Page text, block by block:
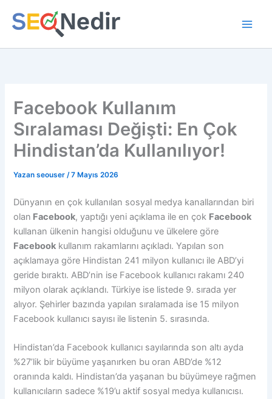
atla
Facebook Kullanım
Sıralaması Değişti: En Çok
Hindistan’da Kullanılıyor!
Yazan seouser/7 Mayıs 2026
Dünyanın en çok kullanılan sosyal medya kanallarından biri
olan Facebook, yaptığı yeni açıklama ile en çok Facebook
kullanan ülkenin hangisi olduğunu ve ülkelere göre
Facebook kullanım rakamlarını açıkladı. Yapılan son
açıklamaya göre Hindistan 241 milyon kullanıcı ile ABD’yi
geride bıraktı. ABD’nin ise Facebook kullanıcı rakamı 240
milyon olarak açıklandı. Türkiye ise listede 9. sırada yer
alıyor. Şehirler bazında yapılan sıralamada ise 15 milyon
Facebook kullanıcı sayısı ile listenin 5. sırasında.
Hindistan’da Facebook kullanıcı sayılarında son altı ayda
%27’lik bir büyüme yaşanırken bu oran ABD’de %12
oranında kaldı. Hindistan’da yaşanan bu büyümeye rağmen
kullanıcıların sadece %19’u aktif sosyal medya kullanıcısı.